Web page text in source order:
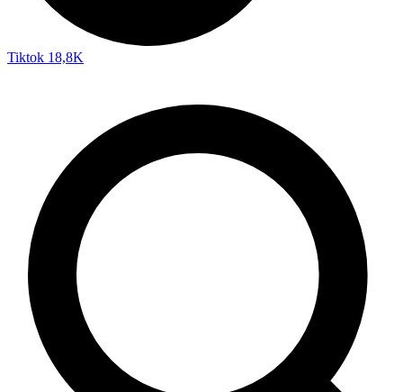
Tiktok 18,8K